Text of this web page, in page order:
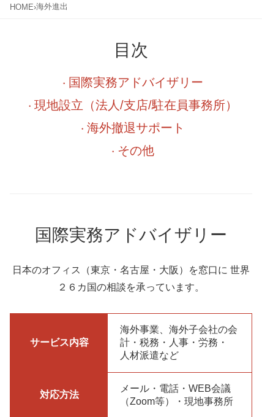
HOME›海外進出
目次
国際実務アドバイザリー
現地設立（法人/支店/駐在員事務所）
海外撤退サポート
その他
国際実務アドバイザリー
日本のオフィス（東京・名古屋・大阪）を窓口に 世界
２６カ国の相談を承っています。
サービス内容
海外事業、海外子会社の会
計・税務・人事・労務・
人材派遣など
対応方法
メール・電話・WEB会議
（Zoom等）・現地事務所